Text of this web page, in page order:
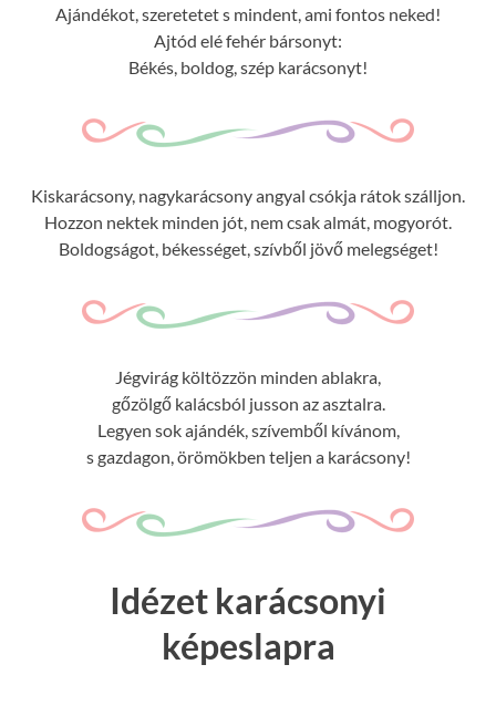
Ajándékot, szeretetet s mindent, ami fontos neked!
Ajtód elé fehér bársonyt:
Békés, boldog, szép karácsonyt!
Kiskarácsony, nagykarácsony angyal csókja rátok szálljon.
Hozzon nektek minden jót, nem csak almát, mogyorót.
Boldogságot, békességet, szívből jövő melegséget!
Jégvirág költözzön minden ablakra,
gőzölgő kalácsból jusson az asztalra.
Legyen sok ajándék, szívemből kívánom,
s gazdagon, örömökben teljen a karácsony!
Idézet karácsonyi
képeslapra